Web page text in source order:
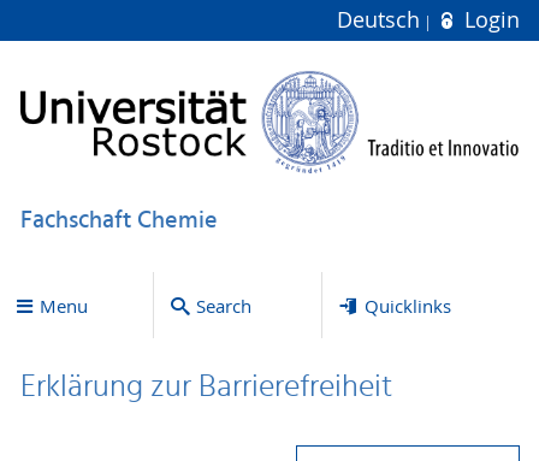
Deutsch Login
Fachschaft Chemie
Menu Search Quicklinks
Erklärung zur Bar­ri­e­re­frei­heit